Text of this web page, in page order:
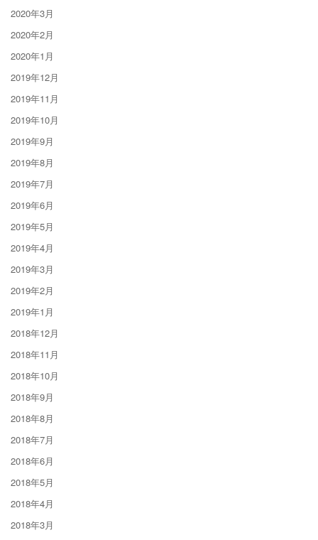
2020年3月
2020年2月
2020年1月
2019年12月
2019年11月
2019年10月
2019年9月
2019年8月
2019年7月
2019年6月
2019年5月
2019年4月
2019年3月
2019年2月
2019年1月
2018年12月
2018年11月
2018年10月
2018年9月
2018年8月
2018年7月
2018年6月
2018年5月
2018年4月
2018年3月